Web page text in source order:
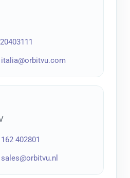
italia@orbitvu.com
402801
sales@orbitvu.nl